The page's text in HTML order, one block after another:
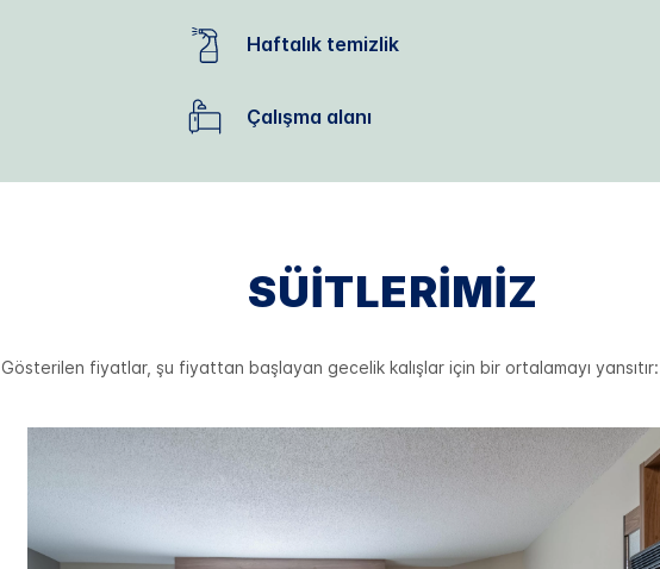
Haftalık temizlik
Çalışma alanı
SÜITLERIMIZ
Gösterilen fiyatlar, şu fiyattan başlayan gecelik kalışlar için bir ortalamayı yansıtır: